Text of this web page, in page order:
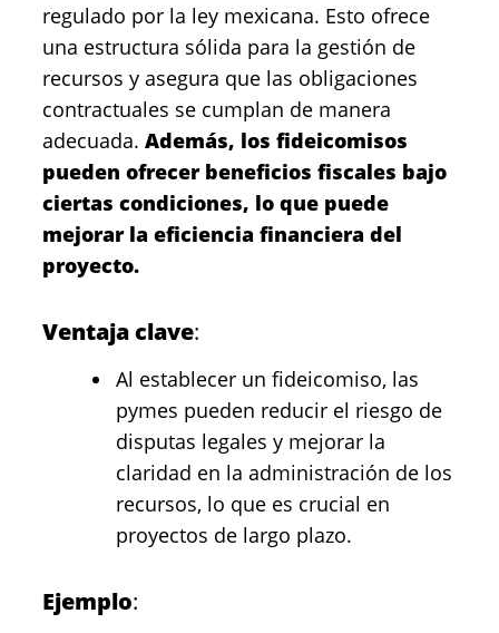
regulado por la ley mexicana. Esto ofrece
una estructura sólida para la gestión de
recursos y asegura que las obligaciones
contractuales se cumplan de manera
adecuada. Además, los fideicomisos
pueden ofrecer beneficios fiscales bajo
ciertas condiciones, lo que puede
mejorar la eficiencia financiera del
proyecto.
Ventaja clave:
Al establecer un fideicomiso, las
pymes pueden reducir el riesgo de
disputas legales y mejorar la
claridad en la administración de los
recursos, lo que es crucial en
proyectos de largo plazo.
Ejemplo: